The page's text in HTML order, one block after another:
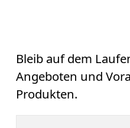
Bleib auf dem
Angeboten und
Produkten.